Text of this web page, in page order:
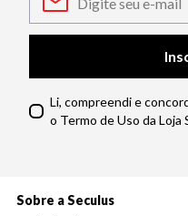
Li, compreendi e
o Termo de Uso da Loja
Sobre a Seculus